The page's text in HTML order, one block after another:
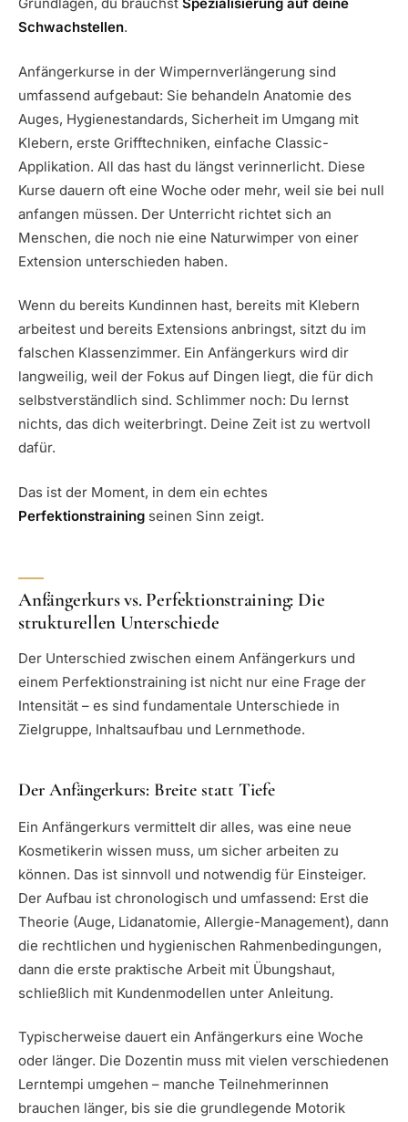
Schwachstellen.
Anfängerkurse in der Wimpernverlängerung sind
umfassend aufgebaut: Sie behandeln Anatomie des
Auges, Hygienestandards, Sicherheit im Umgang mit
Klebern, erste Grifftechniken, einfache Classic-
Applikation. All das hast du längst verinnerlicht. Diese
Kurse dauern oft eine Woche oder mehr, weil sie bei null
anfangen müssen. Der Unterricht richtet sich an
Menschen, die noch nie eine Naturwimper von einer
Extension unterschieden haben.
Wenn du bereits Kundinnen hast, bereits mit Klebern
arbeitest und bereits Extensions anbringst, sitzt du im
falschen Klassenzimmer. Ein Anfängerkurs wird dir
langweilig, weil der Fokus auf Dingen liegt, die für dich
selbstverständlich sind. Schlimmer noch: Du lernst
nichts, das dich weiterbringt. Deine Zeit ist zu wertvoll
dafür.
Das ist der Moment, in dem ein echtes
Perfektionstraining seinen Sinn zeigt.
Anfängerkurs vs. Perfektionstraining: Die
strukturellen Unterschiede
Der Unterschied zwischen einem Anfängerkurs und
einem Perfektionstraining ist nicht nur eine Frage der
Intensität – es sind fundamentale Unterschiede in
Zielgruppe, Inhaltsaufbau und Lernmethode.
Der Anfängerkurs: Breite statt Tiefe
Ein Anfängerkurs vermittelt dir alles, was eine neue
Kosmetikerin wissen muss, um sicher arbeiten zu
können. Das ist sinnvoll und notwendig für Einsteiger.
Der Aufbau ist chronologisch und umfassend: Erst die
Theorie (Auge, Lidanatomie, Allergie-Management), dann
die rechtlichen und hygienischen Rahmenbedingungen,
dann die erste praktische Arbeit mit Übungshaut,
schließlich mit Kundenmodellen unter Anleitung.
Typischerweise dauert ein Anfängerkurs eine Woche
oder länger. Die Dozentin muss mit vielen verschiedenen
Lerntempi umgehen – manche Teilnehmerinnen
brauchen länger, bis sie die grundlegende Motorik